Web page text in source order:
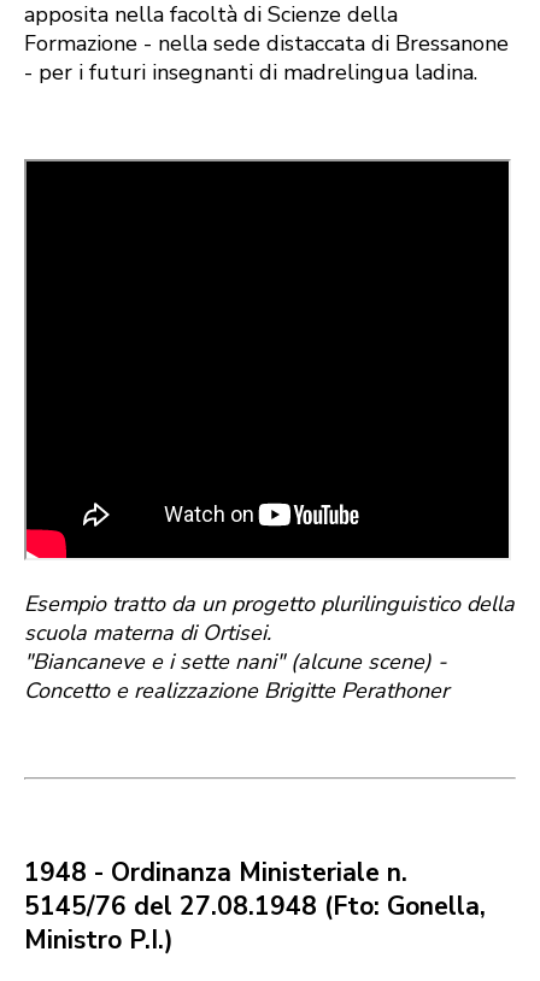
apposita nella facoltà di Scienze della
Formazione - nella sede distaccata di Bressanone
- per i futuri insegnanti di madrelingua ladina.
Esempio tratto da un progetto plurilinguistico della
scuola materna di Ortisei.
"Biancaneve e i sette nani" (alcune scene) -
Concetto e realizzazione Brigitte Perathoner
1948 - Ordinanza Ministeriale n.
5145/76 del 27.08.1948 (Fto: Gonella,
Ministro P.I.)